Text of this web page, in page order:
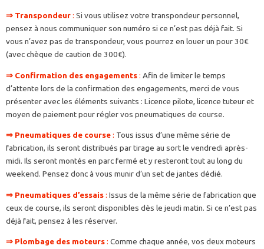
⇒ Transpondeur: Si vous utilisez votre transpondeur personnel,
pensez à nous communiquer son numéro si ce n’est pas déjà fait. Si
vous n’avez pas de transpondeur, vous pourrez en louer un pour 30€
(avec chèque de caution de 300€).
⇒ Confirmation des engagements: Afin de limiter le temps
d’attente lors de la confirmation des engagements, merci de vous
présenter avec les éléments suivants : Licence pilote, licence tuteur et
moyen de paiement pour régler vos pneumatiques de course.
⇒ Pneumatiques de course: Tous issus d’une même série de
fabrication, ils seront distribués par tirage au sort le vendredi après-
midi. Ils seront montés en parc fermé et y resteront tout au long du
weekend. Pensez donc à vous munir d’un set de jantes dédié.
⇒ Pneumatiques d’essais: Issus de la même série de fabrication que
ceux de course, ils seront disponibles dès le jeudi matin. Si ce n’est pas
déjà fait, pensez à les réserver.
⇒ Plombage des moteurs: Comme chaque année, vos deux moteurs